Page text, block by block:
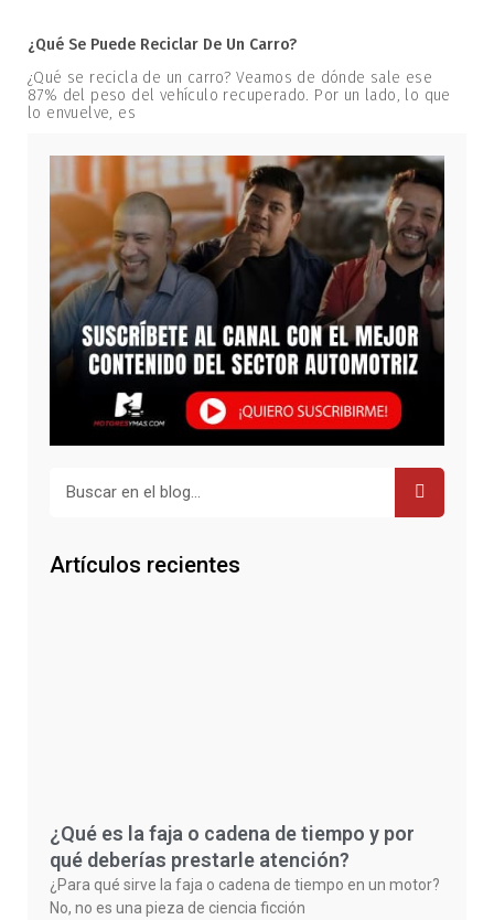
¿Qué Se Puede Reciclar De Un Carro?
¿Qué se recicla de un carro? Veamos de dónde sale ese
87% del peso del vehículo recuperado. Por un lado, lo que
lo envuelve, es
Artículos recientes
¿Qué es la faja o cadena de tiempo y por
qué deberías prestarle atención?
¿Para qué sirve la faja o cadena de tiempo en un motor?
No, no es una pieza de ciencia ficción